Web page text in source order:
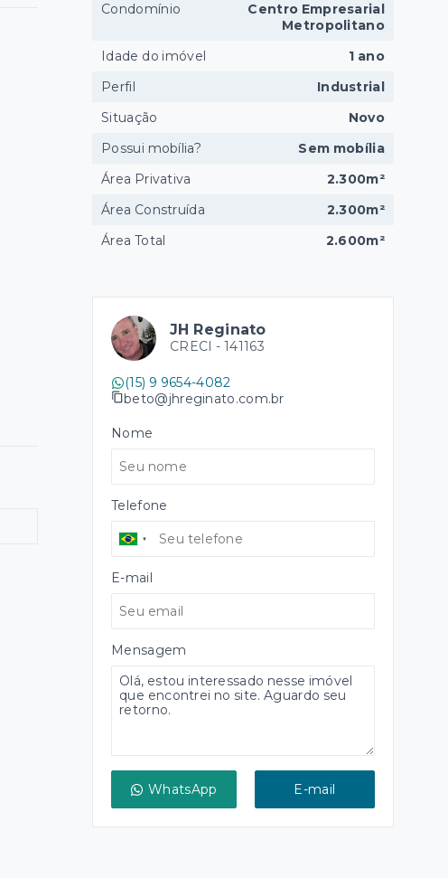
Condomínio
Centro Empresarial
Metropolitano
Idade do imóvel
1 ano
Perfil
Industrial
Situação
Novo
Possui mobília?
Sem mobília
Área Privativa
2.300m²
Área Construída
2.300m²
Área Total
2.600m²
JH Reginato
CRECI -141163
(15) 9 9654-4082
beto@jhreginato.com.br
Nome
Telefone
E-mail
Mensagem
WhatsApp E-mail